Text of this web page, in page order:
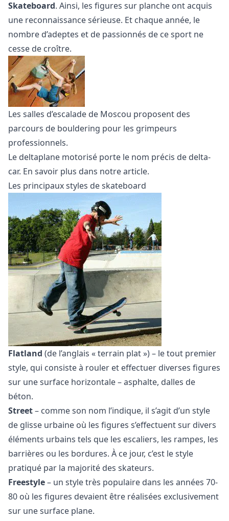
Skateboard. Ainsi, les figures sur planche ont acquis
une reconnaissance sérieuse. Et chaque année, le
nombre d’adeptes et de passionnés de ce sport ne
cesse de croître.
Les salles d’escalade de Moscou proposent des
parcours de bouldering pour les grimpeurs
professionnels.
Le deltaplane motorisé porte le nom précis de delta-
car. En savoir plus dans notre article.
Les principaux styles de skateboard
Flatland (de l’anglais « terrain plat ») – le tout premier
style, qui consiste à rouler et effectuer diverses figures
sur une surface horizontale – asphalte, dalles de
béton.
Street– comme son nom l’indique, il s’agit d’un style
de glisse urbaine où les figures s’effectuent sur divers
éléments urbains tels que les escaliers, les rampes, les
barrières ou les bordures. À ce jour, c’est le style
pratiqué par la majorité des skateurs.
Freestyle– un style très populaire dans les années 70-
80 où les figures devaient être réalisées exclusivement
sur une surface plane.